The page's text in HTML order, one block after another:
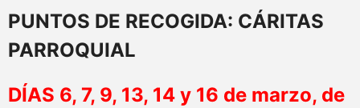
PUNTOS DE RECOGIDA: CÁRITAS
PARROQUIAL
DÍAS 6, 7, 9, 13, 14 y 16 de marzo, de